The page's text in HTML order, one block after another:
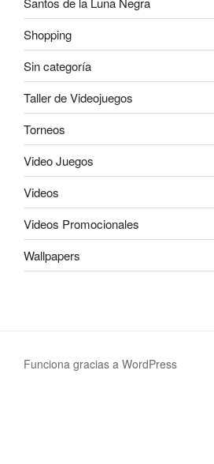
Shopping
Sin categoría
Taller de Videojuegos
Torneos
Video Juegos
Videos
Videos Promocionales
Wallpapers
Funciona gracias a WordPress